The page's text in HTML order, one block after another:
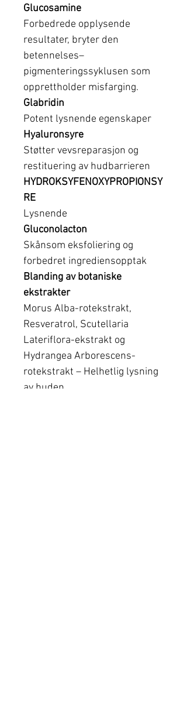
Glucosamine
Forbedrede opplysende
resultater, bryter den
betennelses–
pigmenteringssyklusen som
opprettholder misfarging.
Glabridin
Potent lysnende egenskaper
Hyaluronsyre
Støtter vevsreparasjon og
restituering av hudbarrieren
HYDROKSYFENOXYPROPIONSY
RE
Lysnende
Gluconolacton
Skånsom eksfoliering og
forbedret ingrediensopptak
Blanding av botaniske
ekstrakter
Morus Alba-rotekstrakt,
Resveratrol, Scutellaria
Lateriflora-ekstrakt og
Hydrangea Arborescens-
rotekstrakt – Helhetlig lysning
av huden